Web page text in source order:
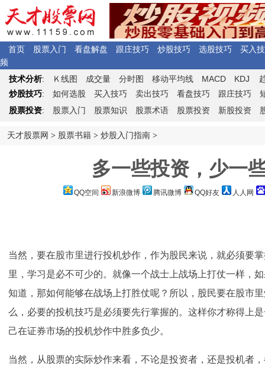
首页 股票入门 看盘解盘 跟庄技巧 炒股技巧 选股技巧
买入
频
技术分析: Ｋ 线图 成交量 分时图 移动平均线 MACD KDJ
炒股技巧: 如何选股 买入技巧 卖出技巧 看盘技巧 跟庄技巧
股票投资: 股票入门 股票知识 股票术语 股票投资 新股投资
天才股票网 > 股票书籍 > 炒股入门指南 >
多一些投资，少一
QQ空间 新浪微博 腾讯微博 QQ好友 人人网
当然，要在股市里进行投机炒作，作为股民来说，就必须要
里，学习是必不可少的。就像一个战士上战场上打仗一样，
知道，那如何能够在战场上打胜仗呢？所以，股民要在股市
么，必要的投机技巧是必须要先行掌握的。这样你才称得上
己在证券市场的投机炒作中胜多负少。
当然，从股票的实际炒作来看，不论是投资者，还是投机者